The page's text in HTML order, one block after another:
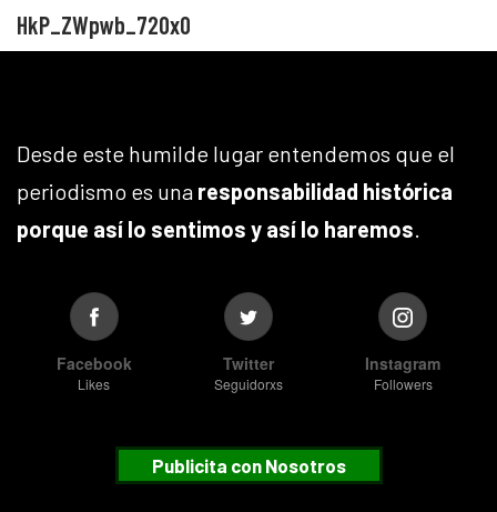
HkP_ZWpwb_720x0
Desde este humilde lugar entendemos que el
periodismo es una responsabilidad histórica
porque así lo sentimos y así lo haremos
Facebook
Likes
Twitter
Seguidorxs
Instagram
Followers
Publicita con Nosotros